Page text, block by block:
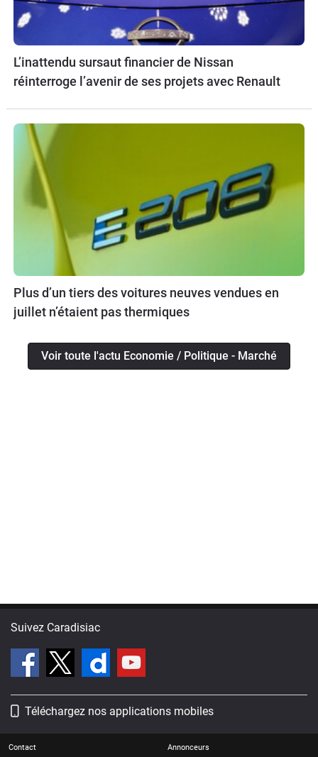
L’inattendu sursaut financier de Nissan
réinterroge l’avenir de ses projets avec Renault
Plus d’un tiers des voitures neuves vendues en
juillet n’étaient pas thermiques
Voir toute l'actu Economie / Politique - Marché
Suivez Caradisiac
Téléchargez nos applications mobiles
Contact Annonceurs